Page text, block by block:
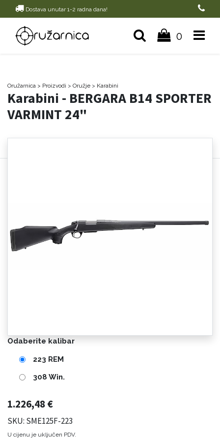
Dostava unutar 1-2 radna dana!
0
Oružarnica > Proizvodi > Oružje > Karabini
Karabini - BERGARA B14 SPORTER
VARMINT 24"
Odaberite kalibar
223 REM
308 Win.
1.226,48€
SKU: SME125F-223
U cijenu je uključen PDV.